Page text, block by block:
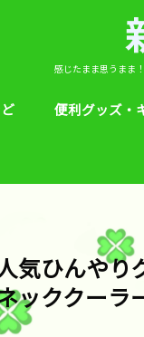
感じたまま思うまま
便利グッズ・
芸能人！愛
ヒルナンデス
めざましテレ
気ひんや
ッククーラ